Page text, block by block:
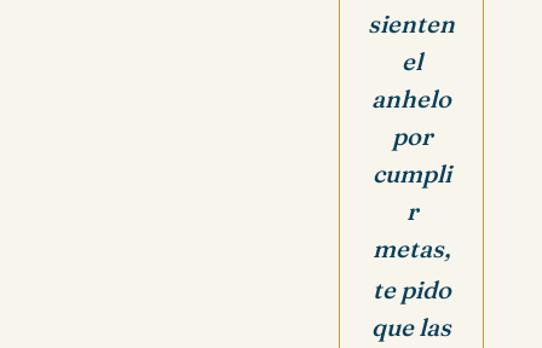
sienten
el
anhelo
por
cumpli
r
metas,
te pido
que las